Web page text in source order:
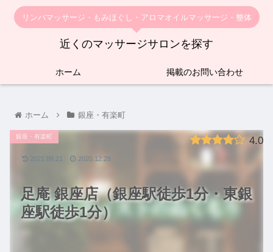
リンパマッサージ・もみほぐし・アロマオイルマッサージ・整体
近くのマッサージサロンを探す
ホーム 掲載のお問い合わせ
ホーム 銀座・有楽町
足庵 銀座店（銀座駅徒歩1分・東銀
座駅徒歩1分）
4.0
銀座・有楽町
2021.09.21 2020.12.28